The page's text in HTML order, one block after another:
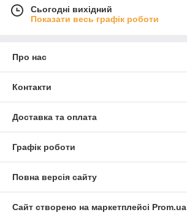
Сьогодні вихідний
Показати весь графік роботи
Про нас
Контакти
Доставка та оплата
Графік роботи
Повна версія сайту
Сайт створено на маркетплейсі Prom.ua